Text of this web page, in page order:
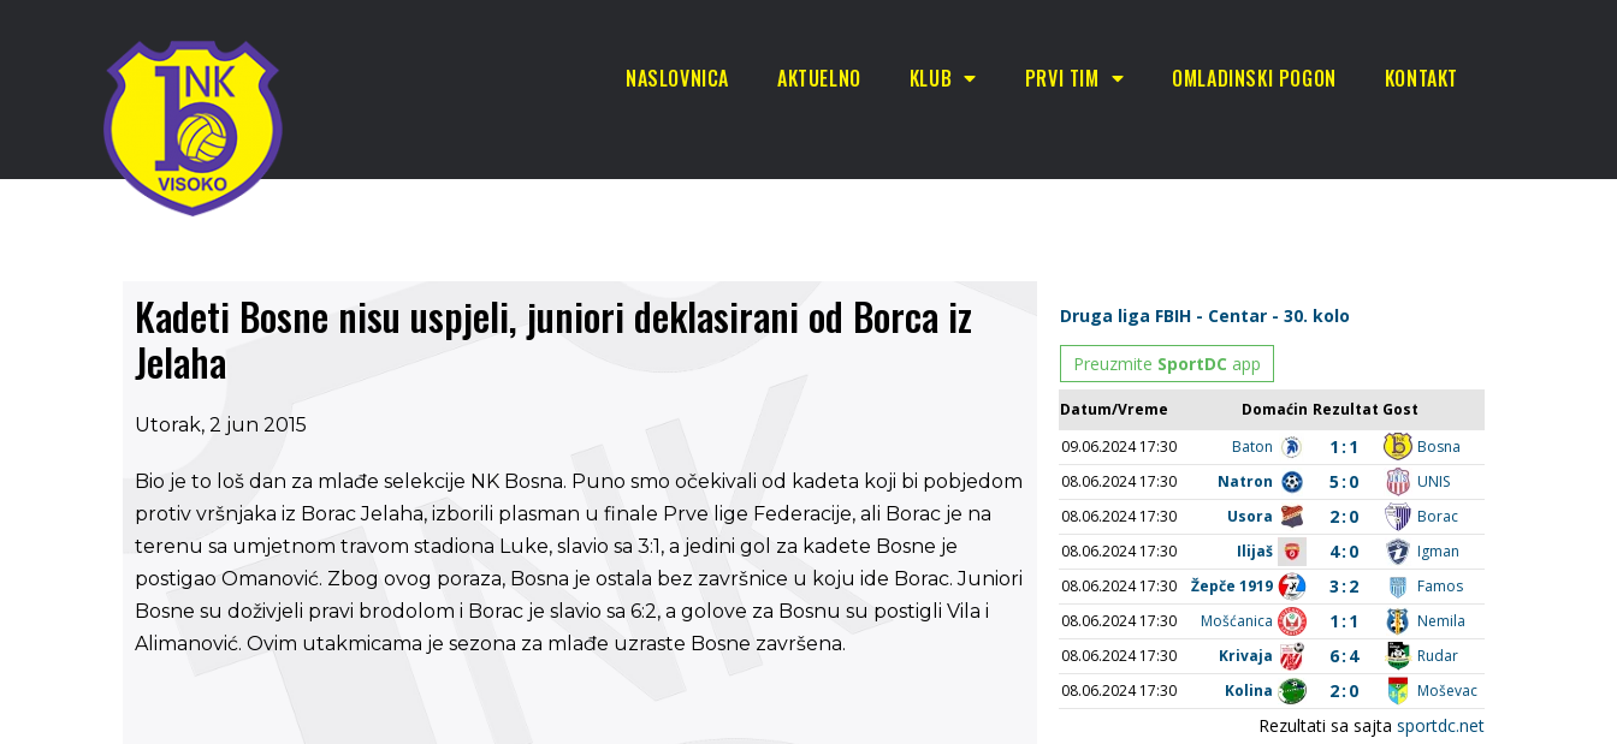
NASLOVNICA AKTUELNO KLUB PRVI TIM OMLADINSKI POGON KONTAKT
Kadeti Bosne nisu uspjeli, juniori deklasirani od Borca iz
Jelaha
Utorak, 2 jun 2015
Bio je to loš dan za mlađe selekcije NK Bosna. Puno smo očekivali od kadeta koji bi pobjedom
protiv vršnjaka iz Borac Jelaha, izborili plasman u finale Prve lige Federacije, ali Borac je na
terenu sa umjetnom travom stadiona Luke, slavio sa 3:1, a jedini gol za kadete Bosne je
postigao Omanović. Zbog ovog poraza, Bosna je ostala bez završnice u koju ide Borac. Juniori
Bosne su doživjeli pravi brodolom i Borac je slavio sa 6:2, a golove za Bosnu su postigli Vila i
Alimanović. Ovim utakmicama je sezona za mlađe uzraste Bosne završena.